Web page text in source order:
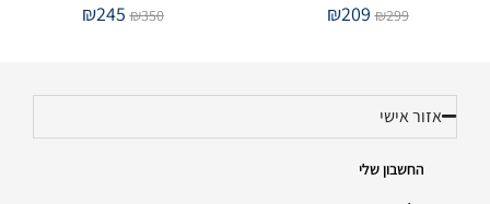
₪299
₪209
₪350
₪245
אזור אישי
החשבון שלי